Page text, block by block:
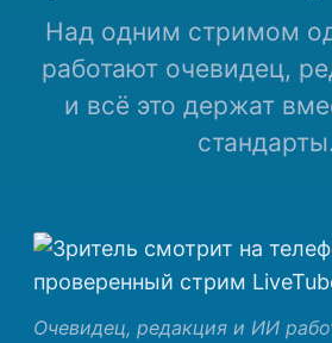
Над одним стримом
работают очевидец,
и всё это держат
стандарты.
Очевидец, редакция и ИИ